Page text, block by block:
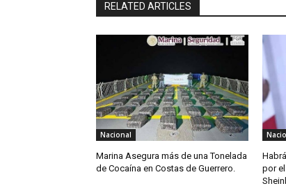
RELATED ARTICLES
Nacional
Marina Asegura más de una Tonelada
de Cocaína en Costas de Guerrero.
por